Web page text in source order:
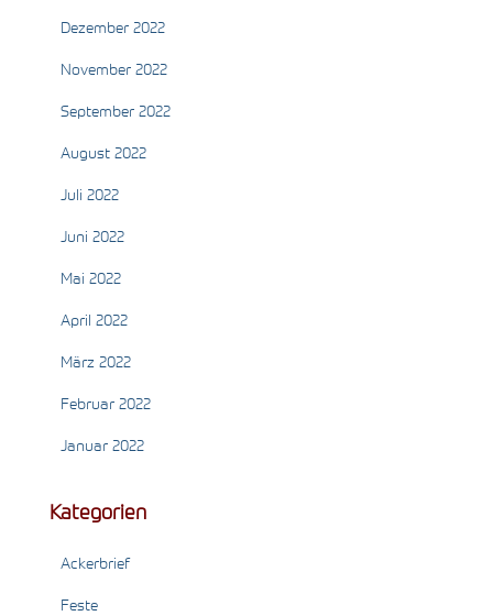
Dezember 2022
November 2022
September 2022
August 2022
Juli 2022
Juni 2022
Mai 2022
April 2022
März 2022
Februar 2022
Januar 2022
Kategorien
Ackerbrief
Feste